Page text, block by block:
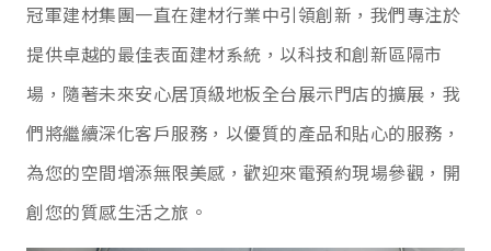
冠軍建材集團一直在建材行業中引領創新，我們專注於
提供卓越的最佳表面建材系統，以科技和創新區隔市
場，隨著未來安心居頂級地板全台展示門店的擴展，我
們將繼續深化客戶服務，以優質的產品和貼心的服務，
為您的空間增添無限美感，歡迎來電預約現場參觀，開
創您的質感生活之旅。